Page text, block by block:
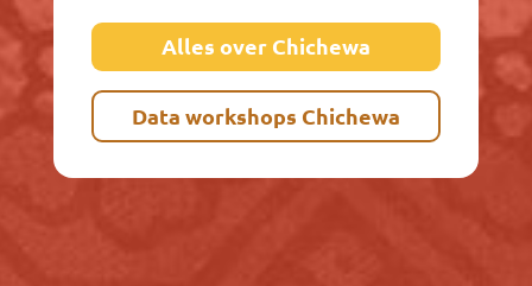
Alles over Chichewa
Data workshops Chichewa